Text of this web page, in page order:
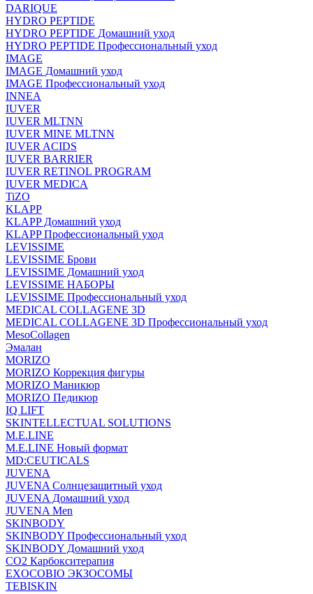
DARIQUE
HYDRO PEPTIDE
HYDRO PEPTIDE Домашний уход
HYDRO PEPTIDE Профессиональный уход
IMAGE
IMAGE Домашний уход
IMAGE Профессиональный уход
INNEA
IUVER
IUVER MLTNN
IUVER MINE MLTNN
IUVER ACIDS
IUVER BARRIER
IUVER RETINOL PROGRAM
IUVER MEDICA
TiZO
KLAPP
KLAPP Домашний уход
KLAPP Профессиональный уход
LEVISSIME
LEVISSIME Брови
LEVISSIME Домашний уход
LEVISSIME НАБОРЫ
LEVISSIME Профессиональный уход
MEDICAL COLLAGENE 3D
MEDICAL COLLAGENE 3D Профессиональный уход
MesoCollagen
Эмалан
MORIZO
MORIZO Коррекция фигуры
MORIZO Маникюр
MORIZO Педикюр
IQ LIFT
SKINTELLECTUAL SOLUTIONS
M.E.LINE
M.E.LINE Новый формат
MD:CEUTICALS
JUVENA
JUVENA Солнцезащитный уход
JUVENA Домашний уход
JUVENA Men
SKINBODY
SKINBODY Профессиональный уход
SKINBODY Домашний уход
CO2 Карбокситерапия
EXOCOBIO ЭКЗОСОМЫ
TEBISKIN